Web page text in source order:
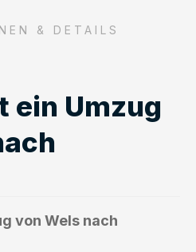
& DETAILS
ein Umzug
von Wels nach